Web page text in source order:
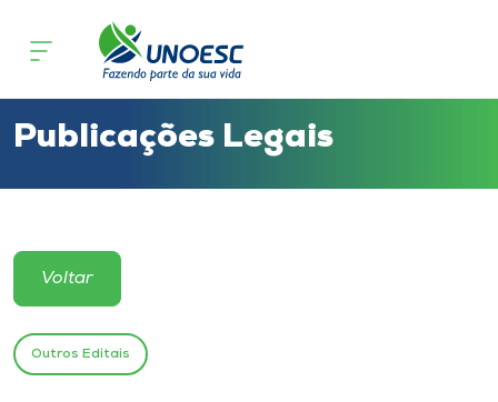
Cursos
Atendimento ao Estudante
Portal de Ensino
Publicações Legais
Voltar
Outros Editais